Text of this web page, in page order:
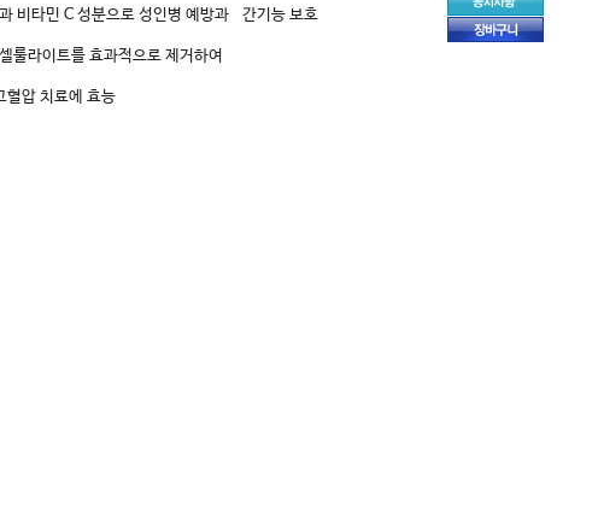
비타민 C 성분으로 성인병 예방과 간기능 보호
룰라이트를 효과적으로 제거하여
혈압 치료에 효능